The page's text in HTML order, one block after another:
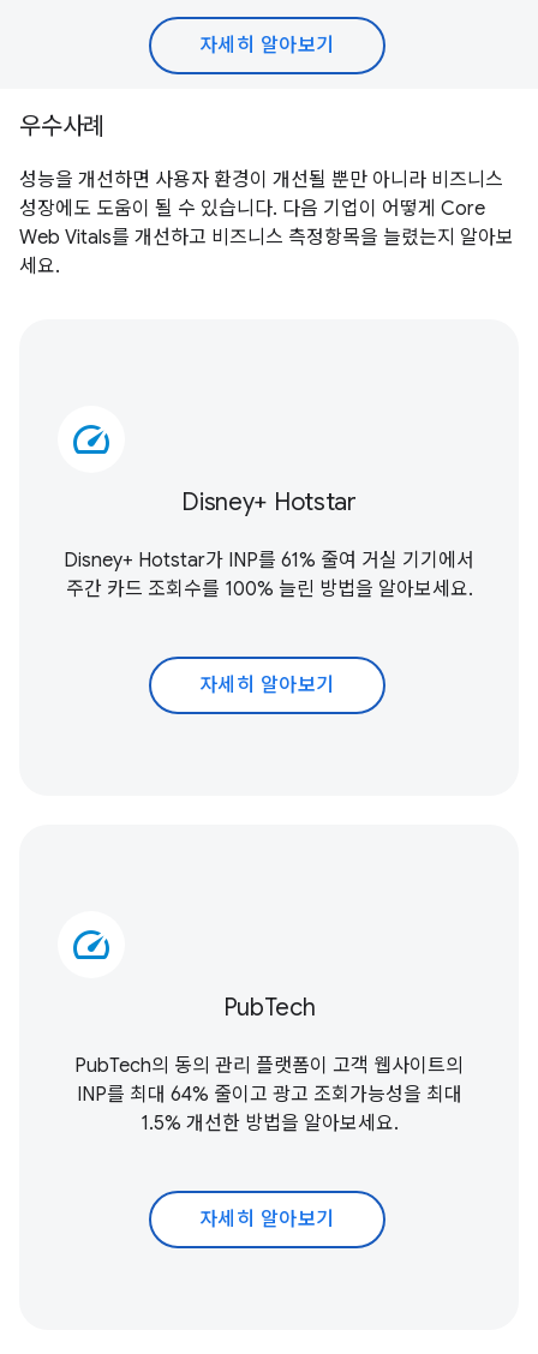
자세히 알아보기
우수사례
성능을 개선하면 사용자 환경이 개선될 뿐만 아니라 비즈니스
성장에도 도움이 될 수 있습니다. 다음 기업이 어떻게 Core
Web Vitals를 개선하고 비즈니스 측정항목을 늘렸는지 알아보
세요.
speed
Disney+ Hotstar
Disney+ Hotstar가 INP를 61% 줄여 거실 기기에서
주간 카드 조회수를 100% 늘린 방법을 알아보세요.
자세히 알아보기
speed
PubTech
PubTech의 동의 관리 플랫폼이 고객 웹사이트의
INP를 최대 64% 줄이고 광고 조회가능성을 최대
1.5% 개선한 방법을 알아보세요.
자세히 알아보기